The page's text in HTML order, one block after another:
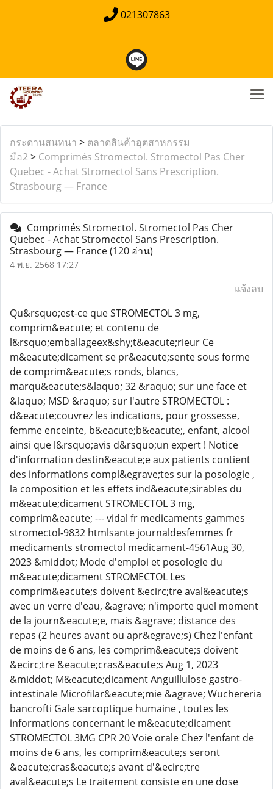
021307863
กระดานสนทนา > ตลาดสินค้าอุตสาหกรรม
มือ2> Comprimés Stromectol. Stromectol Pas Cher
Quebec - Achat Stromectol Sans Prescription.
Strasbourg — France
Comprimés Stromectol. Stromectol Pas Cher
Quebec - Achat Stromectol Sans Prescription.
Strasbourg — France(120 อ่าน)
4 พ.ย. 2568 17:27
แจ้งลบ
Qu&rsquo;est-ce que STROMECTOL 3 mg,
comprim&eacute; et contenu de
l&rsquo;emballageex&shy;t&eacute;rieur Ce
m&eacute;dicament se pr&eacute;sente sous forme
de comprim&eacute;s ronds, blancs,
marqu&eacute;s&laquo; 32 &raquo; sur une face et
&laquo; MSD &raquo; sur l'autre STROMECTOL :
d&eacute;couvrez les indications, pour grossesse,
femme enceinte, b&eacute;b&eacute;, enfant, alcool
ainsi que l&rsquo;avis d&rsquo;un expert ! Notice
d'information destin&eacute;e aux patients contient
des informations compl&egrave;tes sur la posologie ,
la composition et les effets ind&eacute;sirables du
m&eacute;dicament STROMECTOL 3 mg,
comprim&eacute; --- vidal fr medicaments gammes
stromectol-9832 htmlsante journaldesfemmes fr
medicaments stromectol medicament-4561Aug 30,
2023 &middot; Mode d'emploi et posologie du
m&eacute;dicament STROMECTOL Les
comprim&eacute;s doivent &ecirc;tre aval&eacute;s
avec un verre d'eau, &agrave; n'importe quel moment
de la journ&eacute;e, mais &agrave; distance des
repas (2 heures avant ou apr&egrave;s) Chez l'enfant
de moins de 6 ans, les comprim&eacute;s doivent
&ecirc;tre &eacute;cras&eacute;s Aug 1, 2023
&middot; M&eacute;dicament Anguillulose gastro-
intestinale Microfilar&eacute;mie &agrave; Wuchereria
bancrofti Gale sarcoptique humaine , toutes les
informations concernant le m&eacute;dicament
STROMECTOL 3MG CPR 20 Voie orale Chez l'enfant de
moins de 6 ans, les comprim&eacute;s seront
&eacute;cras&eacute;s avant d'&ecirc;tre
aval&eacute;s Le traitement consiste en une dose